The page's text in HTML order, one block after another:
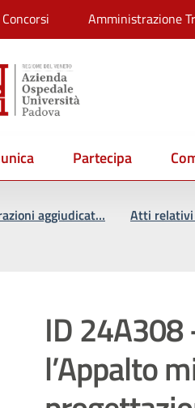
Concorsi Amministrazione
Partecipa
aggiudicat… Atti relativi
ID
l’Appalto